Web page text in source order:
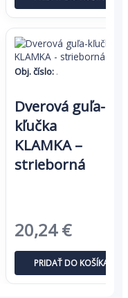
bola:
28,31 €.
je:
18,40
Obj. číslo: .
Dverová guľa-
kľučka
KLAMKA –
strieborná
Pôvodná
cena
bola:
20,24€
cena
je:
PRIDAŤ DO KOŠÍKA